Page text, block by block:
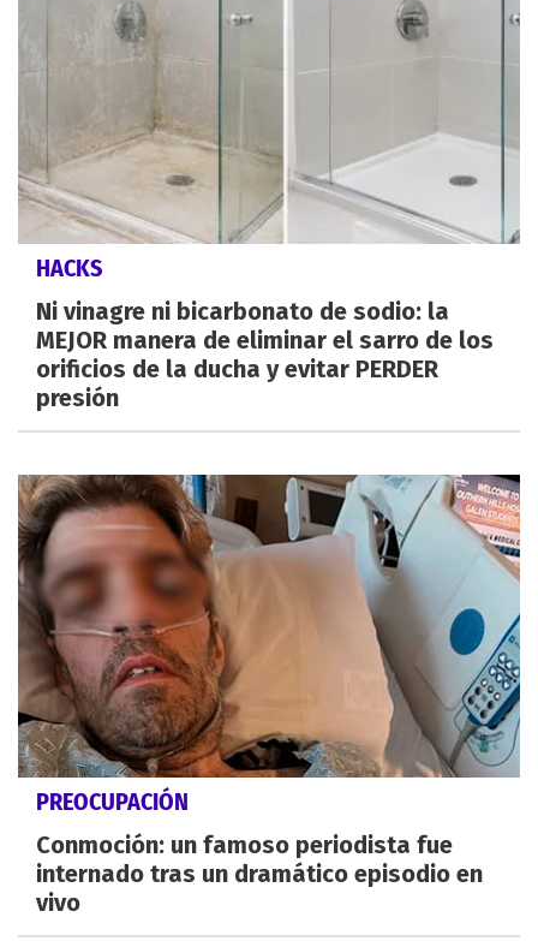
HACKS
Ni vinagre ni bicarbonato de sodio: la
MEJOR manera de eliminar el sarro de los
orificios de la ducha y evitar PERDER
presión
PREOCUPACIÓN
Conmoción: un famoso periodista fue
internado tras un dramático episodio en
vivo